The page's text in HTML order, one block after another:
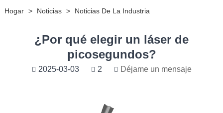
Hogar > Noticias > Noticias De La Industria
¿Por qué elegir un láser de
picosegundos?
2025-03-03 2 Déjame un mensaje